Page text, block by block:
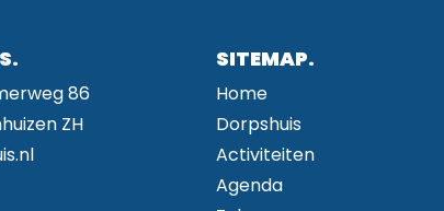
86
ZH
SITEMAP.
Home
Dorpshuis
Activiteiten
Agenda